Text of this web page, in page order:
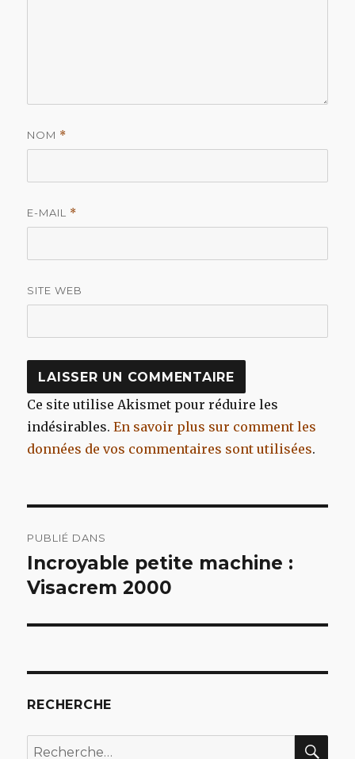
NOM *
E-MAIL *
SITE WEB
Ce site utilise Akismet pour réduire les
indésirables.En savoir plus sur comment les
données de vos commentaires sont utilisées.
de
l’article
PUBLIÉ DANS
Incroyable petite machine :
Visacrem 2000
RECHERCHE
Recherche